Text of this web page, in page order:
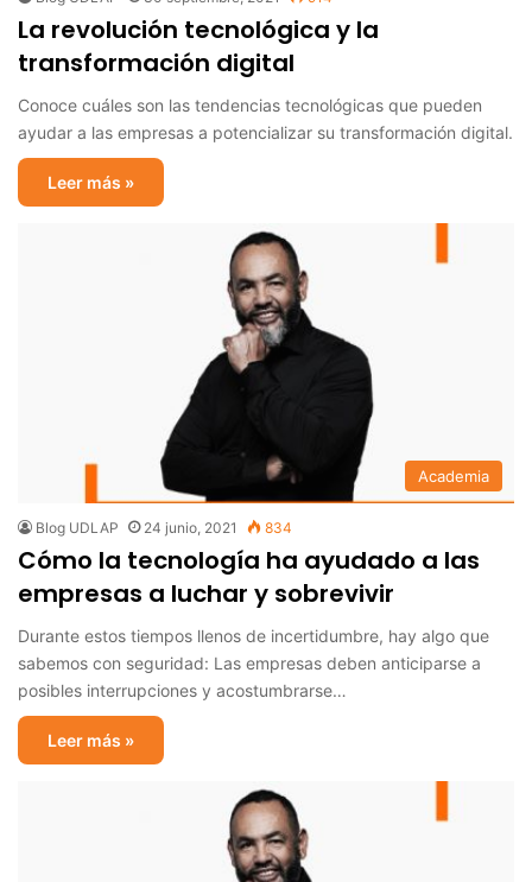
La revolución tecnológica y la
transformación digital
Conoce cuáles son las tendencias tecnológicas que pueden
ayudar a las empresas a potencializar su transformación digital.
Leer más »
Academia
Blog UDLAP 24 junio, 2021 834
Cómo la tecnología ha ayudado a las
empresas a luchar y sobrevivir
Durante estos tiempos llenos de incertidumbre, hay algo que
sabemos con seguridad: Las empresas deben anticiparse a
posibles interrupciones y acostumbrarse…
Leer más »